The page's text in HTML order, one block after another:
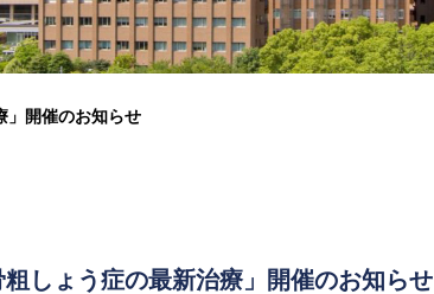
」開催のお知らせ
しょう症の最新治療」開催のお知らせ